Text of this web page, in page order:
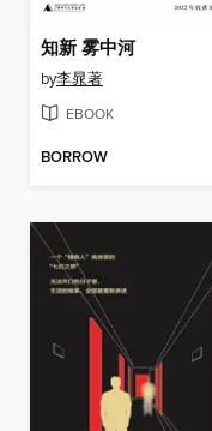
知新 雾中河
by李晁著
EBOOK
BORROW